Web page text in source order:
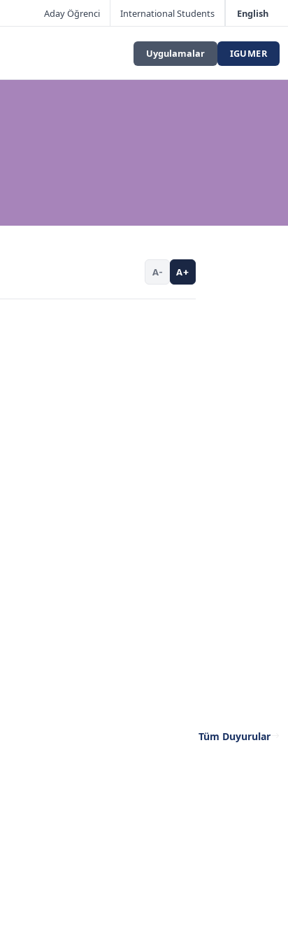
Aday Öğrenci International Students English
Uygulamalar IGUMER
A- A+
Tüm Duyurular